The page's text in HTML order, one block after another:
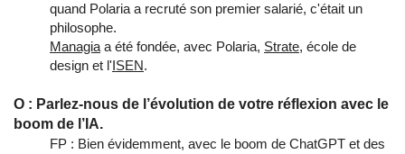
quand Polaria a recruté son premier salarié, c'était un
philosophe.
Managia a été fondée, avec Polaria, Strate, école de
design et l'ISEN.
O : Parlez-nous de l’évolution de votre réflexion avec le
boom de l’IA.
FP : Bien évidemment, avec le boom de ChatGPT et des